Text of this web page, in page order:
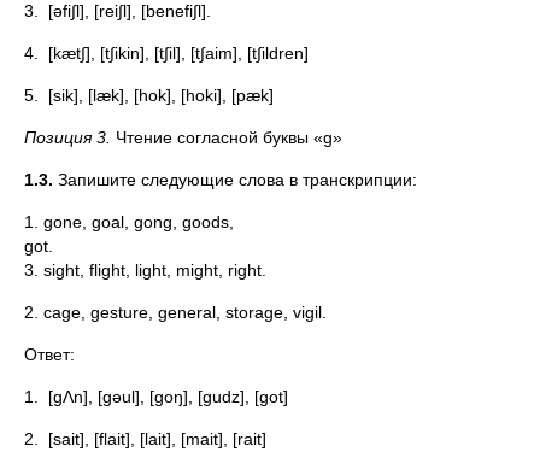
3. [əfi∫l], [rei∫l], [benefi∫l].
4. [kæt∫], [t∫ikin], [t∫il], [t∫aim], [t∫ildren]
5. [sik], [læk], [hok], [hoki], [pæk]
Позиция 3. Чтение согласной буквы «g»
1.3. Запишите следующие слова в транскрипции:
1. gone, goal, gong, goods,
3. sight, flight, light, might, right.
2. cage, gesture, general, storage, vigil.
Ответ:
1. [gΛn], [gəul], [goŋ], [gudz], [got]
2. [sait], [flait], [lait], [mait], [rait]